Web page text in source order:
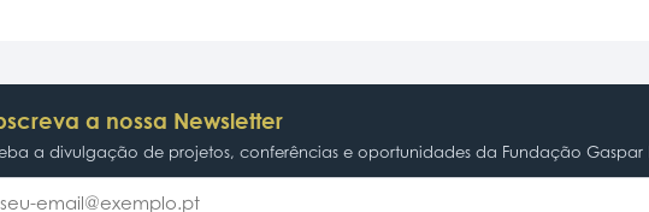
a nossa Newsletter
a divulgação de projetos, conferências e oportunidades da Fundação Gaspar